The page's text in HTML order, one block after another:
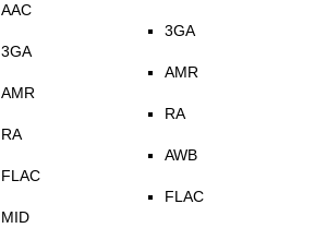
AAC
3GA
AMR
RA
FLAC
MID
3GA
AMR
RA
AWB
FLAC